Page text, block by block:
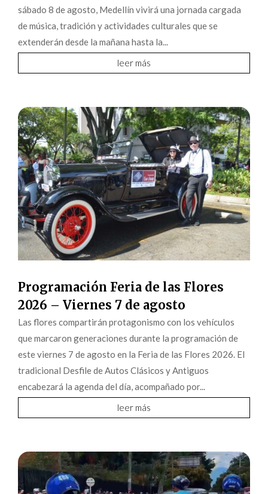
sábado 8 de agosto, Medellín vivirá una jornada cargada
de música, tradición y actividades culturales que se
extenderán desde la mañana hasta la...
leer más
Programación Feria de las Flores
2026 – Viernes 7 de agosto
Las flores compartirán protagonismo con los vehículos
que marcaron generaciones durante la programación de
este viernes 7 de agosto en la Feria de las Flores 2026. El
tradicional Desfile de Autos Clásicos y Antiguos
encabezará la agenda del día, acompañado por...
leer más